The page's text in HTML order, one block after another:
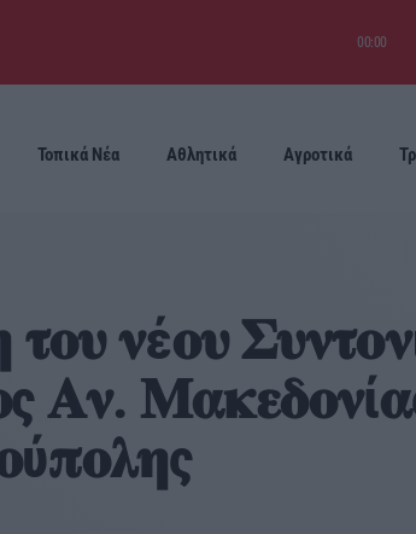
00:00
Τοπικά Νέα Αθλητικά Αγροτικά
𝛎έ𝛐𝛖
𝚨𝛎.